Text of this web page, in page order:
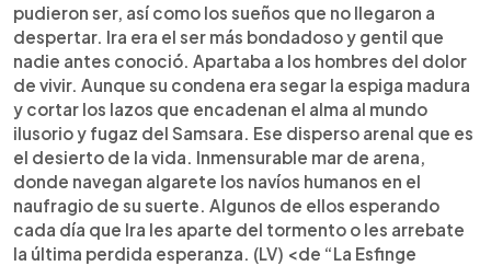
pudieron ser, así como los sueños que no llegaron a
despertar. Ira era el ser más bondadoso y gentil que
nadie antes conoció. Apartaba a los hombres del dolor
de vivir. Aunque su condena era segar la espiga madura
y cortar los lazos que encadenan el alma al mundo
ilusorio y fugaz del Samsara. Ese disperso arenal que es
el desierto de la vida. Inmensurable mar de arena,
donde navegan algarete los navíos humanos en el
naufragio de su suerte. Algunos de ellos esperando
cada día que Ira les aparte del tormento o les arrebate
la última perdida esperanza. (LV) <de “La Esfinge